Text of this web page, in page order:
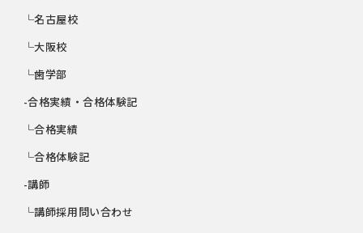
└名古屋校
└大阪校
└歯学部
-合格実績・合格体験記
└合格実績
└合格体験記
-講師
└講師採用問い合わせ